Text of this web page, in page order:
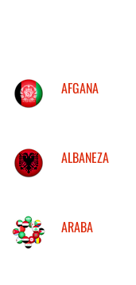
AFGANA
ALBANEZA
ARABA